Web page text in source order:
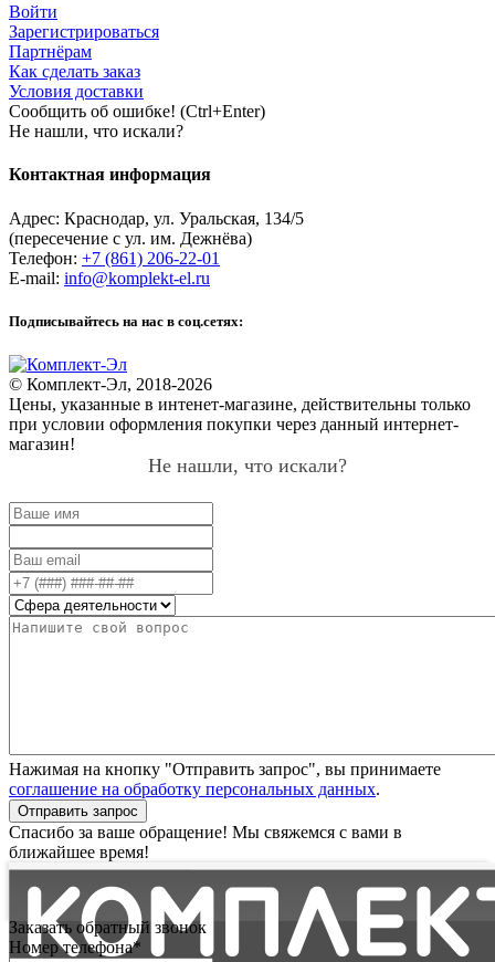
Войти
Зарегистрироваться
Партнёрам
Как сделать заказ
Условия доставки
Сообщить об ошибке! (Ctrl+Enter)
Не нашли, что искали?
Контактная информация
Адрес: Краснодар, ул. Уральская, 134/5
(пересечение с ул. им. Дежнёва)
Телефон: +7 (861) 206-22-01
E-mail: info@komplekt-el.ru
Подписывайтесь на нас в соц.сетях:
© Комплект-Эл, 2018-2026
Цены, указанные в интенет-магазине, действительны только
при условии оформления покупки через данный интернет-
магазин!
Не нашли, что искали?
Нажимая на кнопку "Отправить запрос", вы принимаете
соглашение на обработку персональных данных.
Отправить запрос
Спасибо за ваше обращение! Мы свяжемся с вами в
ближайшее время!
Заказать обратный звонок
Номер телефона*